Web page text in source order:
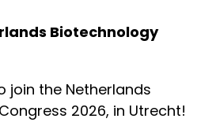
Biotechnology
join the Netherlands
2026, in Utrecht!